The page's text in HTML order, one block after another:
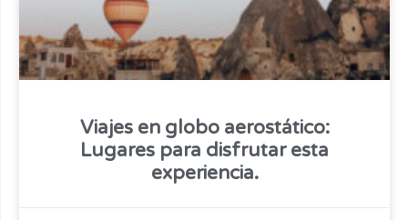
Viajes en globo aerostático:
Lugares para disfrutar esta
experiencia.